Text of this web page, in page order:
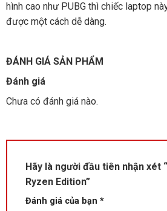
hình cao như PUBG thì chiếc laptop
được một cách dễ dàng.
ĐÁNH GIÁ SẢN PHẨM
Đánh giá
Chưa có đánh giá nào.
Hãy là người đầu tiên nhận xét
Ryzen Edition”
Đánh giá của bạn *